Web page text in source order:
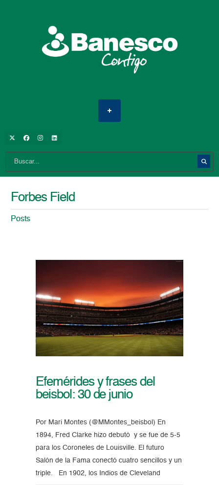
Forbes Field
Posts
Efemérides y frases del
beisbol: 30 de junio
Por Mari Montes (@MMontes_beisbol) En
1894, Fred Clarke hizo debutó y se fue de 5-5
para los Coroneles de Louisville. El futuro
Salón de la Fama conectó cuatro sencillos y un
triple. En 1902, los Indios de Cleveland